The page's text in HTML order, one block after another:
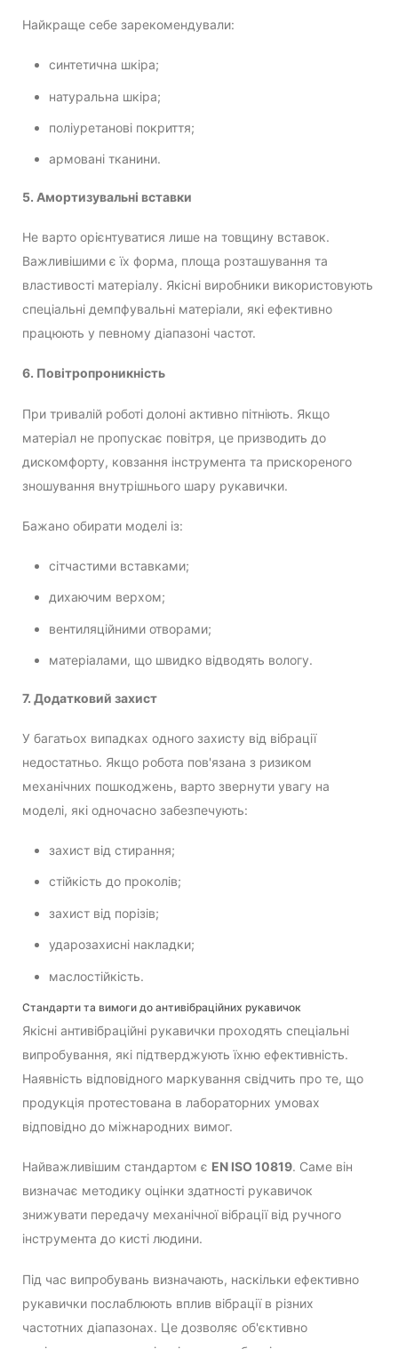
Найкраще себе зарекомендували:
синтетична шкіра;
натуральна шкіра;
поліуретанові покриття;
армовані тканини.
5. Амортизувальні вставки
Не варто орієнтуватися лише на товщину вставок.
Важливішими є їх форма, площа розташування та
властивості матеріалу. Якісні виробники використовують
спеціальні демпфувальні матеріали, які ефективно
працюють у певному діапазоні частот.
6. Повітропроникність
При тривалій роботі долоні активно пітніють. Якщо
матеріал не пропускає повітря, це призводить до
дискомфорту, ковзання інструмента та прискореного
зношування внутрішнього шару рукавички.
Бажано обирати моделі із:
сітчастими вставками;
дихаючим верхом;
вентиляційними отворами;
матеріалами, що швидко відводять вологу.
7. Додатковий захист
У багатьох випадках одного захисту від вібрації
недостатньо. Якщо робота пов'язана з ризиком
механічних пошкоджень, варто звернути увагу на
моделі, які одночасно забезпечують:
захист від стирання;
стійкість до проколів;
захист від порізів;
ударозахисні накладки;
маслостійкість.
Стандарти та вимоги до антивібраційних рукавичок
Якісні антивібраційні рукавички проходять спеціальні
випробування, які підтверджують їхню ефективність.
Наявність відповідного маркування свідчить про те, що
продукція протестована в лабораторних умовах
відповідно до міжнародних вимог.
Найважливішим стандартом є EN ISO 10819. Саме він
визначає методику оцінки здатності рукавичок
знижувати передачу механічної вібрації від ручного
інструмента до кисті людини.
Під час випробувань визначають, наскільки ефективно
рукавички послаблюють вплив вібрації в різних
частотних діапазонах. Це дозволяє об'єктивно